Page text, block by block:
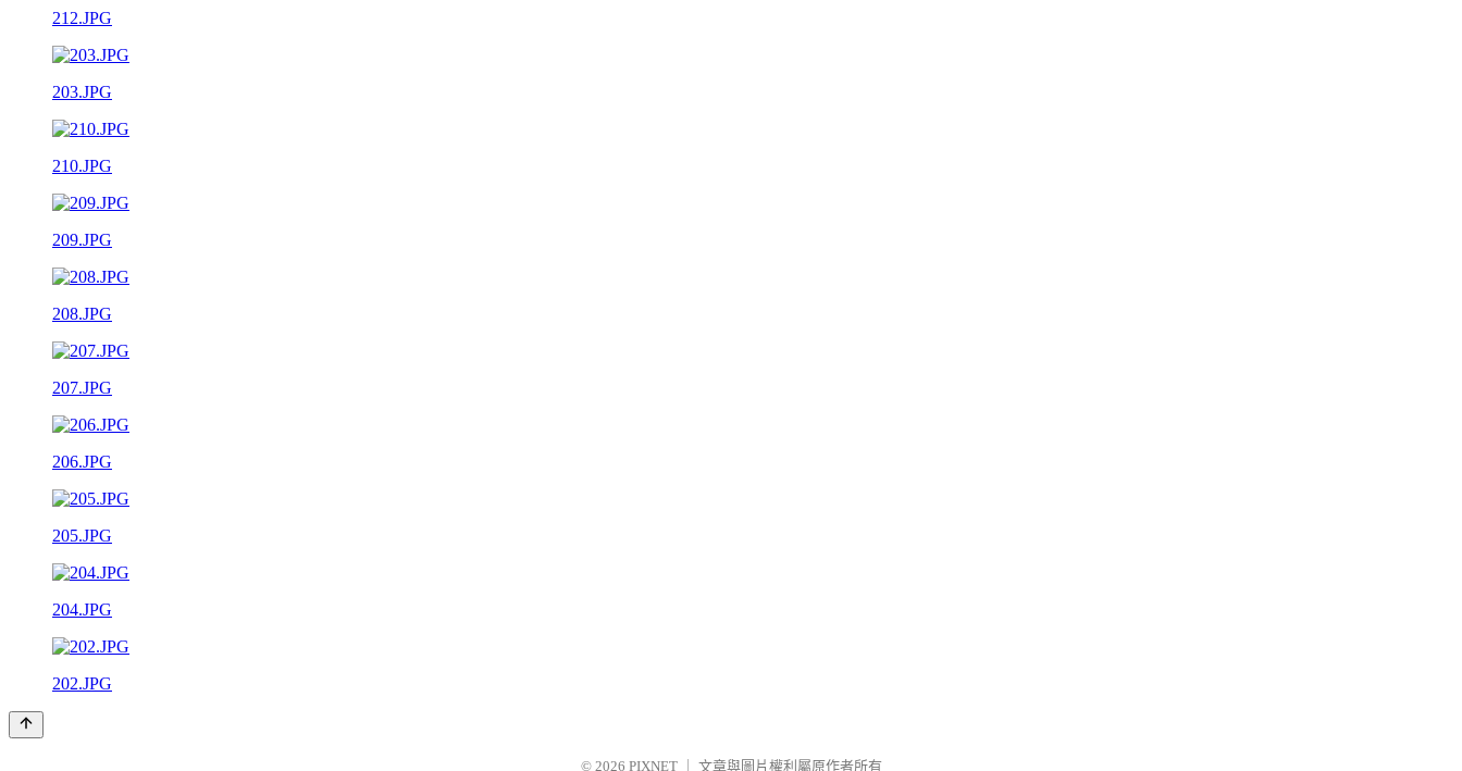
212.JPG
203.JPG
210.JPG
209.JPG
208.JPG
207.JPG
206.JPG
205.JPG
204.JPG
202.JPG
© 2026 PIXNET 文章與圖片權利屬原作者所有